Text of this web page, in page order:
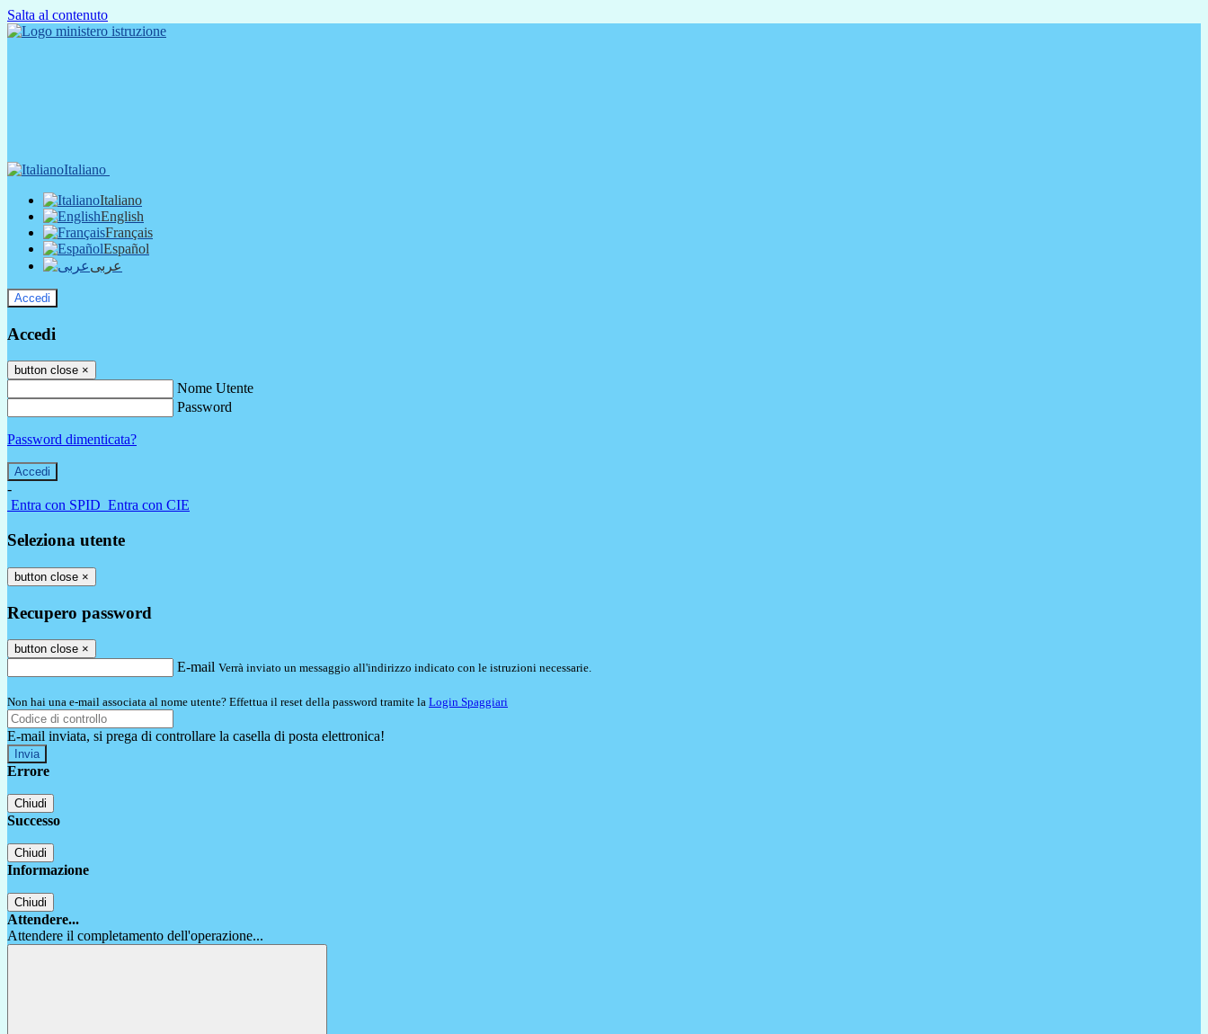
Salta al contenuto
Italiano
Italiano
English
Français
Español
عربى
Accedi
Accedi
button close ×
Nome Utente
Password
Password dimenticata?
-
Entra con SPID Entra con CIE
Seleziona utente
button close ×
Recupero password
button close ×
E-mail Verrà inviato un messaggio all'indirizzo indicato con le istruzioni necessarie.
Non hai una e-mail associata al nome utente? Effettua il reset della password tramite la Login Spaggiari
E-mail inviata, si prega di controllare la casella di posta elettronica!
Errore
Chiudi
Successo
Chiudi
Informazione
Chiudi
Attendere...
Attendere il completamento dell'operazione...